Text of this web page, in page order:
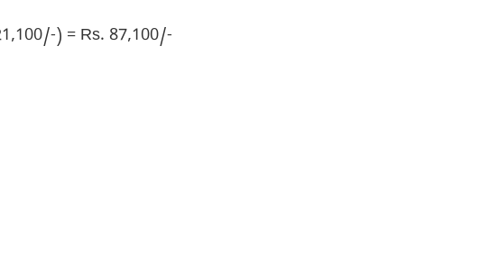
) = Rs. 87,100/-